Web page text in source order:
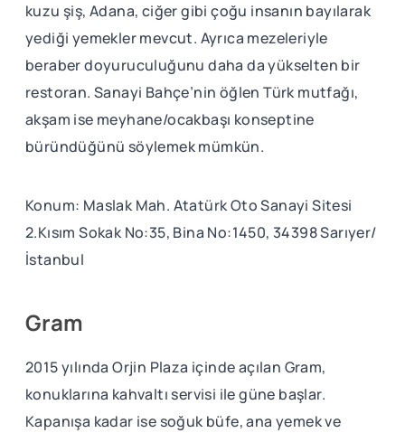
kuzu şiş, Adana, ciğer gibi çoğu insanın bayılarak
yediği yemekler mevcut. Ayrıca mezeleriyle
beraber doyuruculuğunu daha da yükselten bir
restoran. Sanayi Bahçe’nin öğlen Türk mutfağı,
akşam ise meyhane/ocakbaşı konseptine
büründüğünü söylemek mümkün.
Konum: Maslak Mah. Atatürk Oto Sanayi Sitesi
2.Kısım Sokak No:35, Bina No:1450, 34398 Sarıyer/
İstanbul
Gram
2015 yılında Orjin Plaza içinde açılan Gram,
konuklarına kahvaltı servisi ile güne başlar.
Kapanışa kadar ise soğuk büfe, ana yemek ve